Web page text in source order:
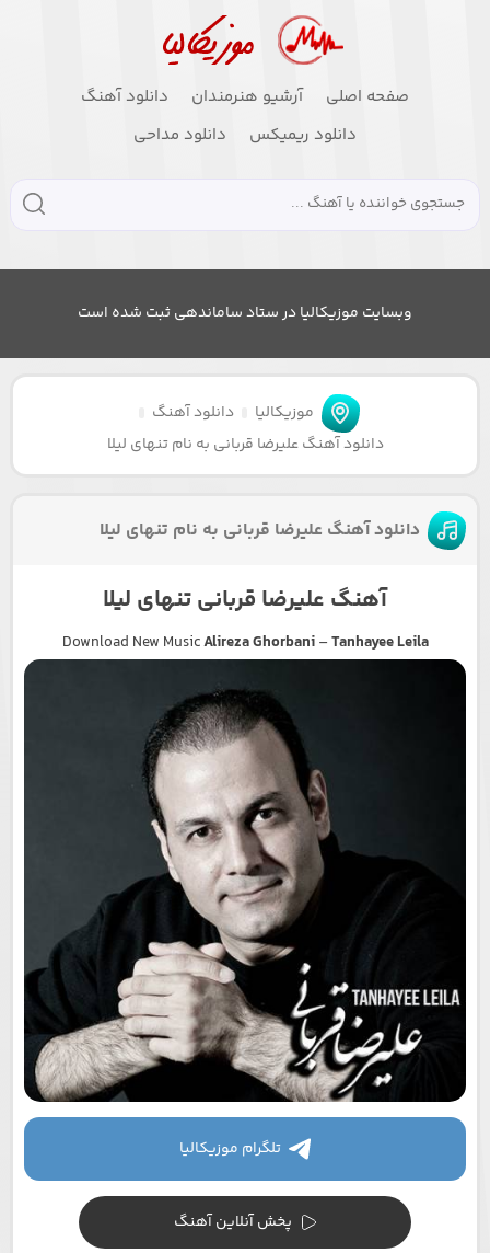
صفحه اصلی آرشیو هنرمندان
دانلود آهنگ
دانلود ریمیکس
دانلود مداحی
وبسایت موزیکالیا در ستاد ساماندهی ثبت شده است
موزیکالیا
دانلود آهنگ
دانلود آهنگ علیرضا قربانی به نام تنهای لیلا
دانلود آهنگ علیرضا قربانی به نام تنهای لیلا
آهنگ علیرضا قربانی تنهای لیلا
Download New MusicAlireza Ghorbani–Tanhayee Leila
تلگرام موزیکالیا
پخش آنلاین آهنگ